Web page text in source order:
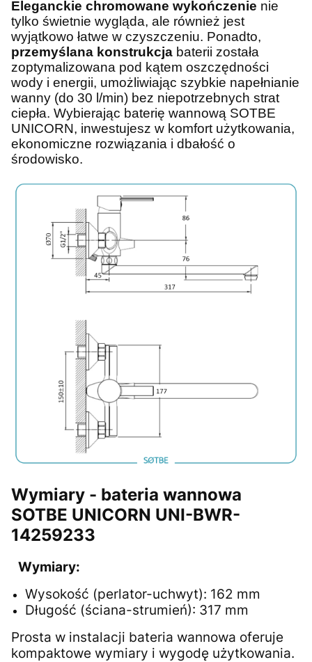
Eleganckie chromowane wykończenie nie
tylko świetnie wygląda, ale również jest
wyjątkowo łatwe w czyszczeniu. Ponadto,
przemyślana konstrukcja baterii została
zoptymalizowana pod kątem oszczędności
wody i energii, umożliwiając szybkie napełnianie
wanny (do 30 l/min) bez niepotrzebnych strat
ciepła. Wybierając baterię wannową SOTBE
UNICORN, inwestujesz w komfort użytkowania,
ekonomiczne rozwiązania i dbałość o
środowisko.
Wymiary - bateria wannowa
SOTBE UNICORN UNI-BWR-
14259233
Wymiary:
Wysokość (perlator-uchwyt): 162 mm
Długość (ściana-strumień): 317 mm
Prosta w instalacji bateria wannowa oferuje
kompaktowe wymiary i wygodę użytkowania.